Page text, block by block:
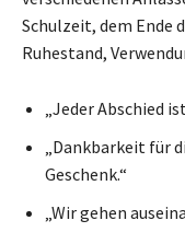
Schulzeit, dem Ende
Ruhestand,
„Jeder Abschied
„Dankbarkeit für
Geschenk.“
„Wir gehen